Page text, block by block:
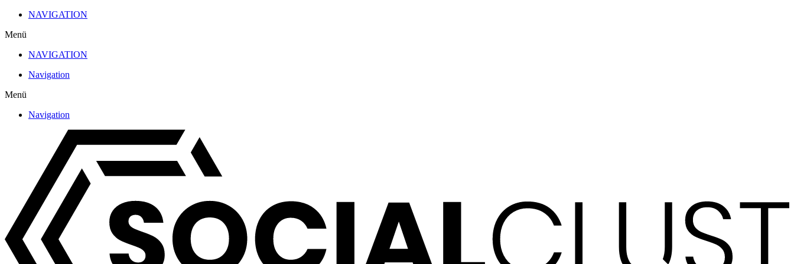
Zum
wechseln
NAVIGATION
Menü
NAVIGATION
Navigation
Menü
Navigation